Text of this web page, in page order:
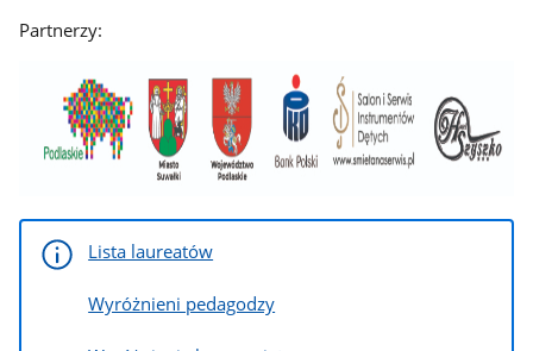
Partnerzy:
Lista laureatów
Wyróżnieni pedagodzy